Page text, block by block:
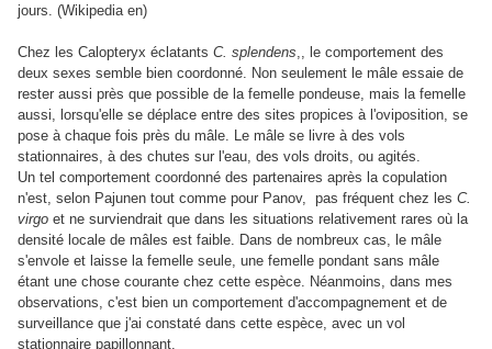
jours. (Wikipedia en)
Chez les Calopteryx éclatants C. splendens,, le comportement des
deux sexes semble bien coordonné. Non seulement le mâle essaie de
rester aussi près que possible de la femelle pondeuse, mais la femelle
aussi, lorsqu'elle se déplace entre des sites propices à l'oviposition, se
pose à chaque fois près du mâle. Le mâle se livre à des vols
stationnaires, à des chutes sur l'eau, des vols droits, ou agités.
Un tel comportement coordonné des partenaires après la copulation
n'est, selon Pajunen tout comme pour Panov, pas fréquent chez les C.
virgo et ne surviendrait que dans les situations relativement rares où la
densité locale de mâles est faible. Dans de nombreux cas, le mâle
s'envole et laisse la femelle seule, une femelle pondant sans mâle
étant une chose courante chez cette espèce. Néanmoins, dans mes
observations, c'est bien un comportement d'accompagnement et de
surveillance que j'ai constaté dans cette espèce, avec un vol
stationnaire papillonnant.